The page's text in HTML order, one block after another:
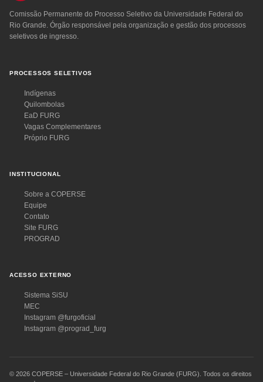
Comissão Permanente do Processo Seletivo da Universidade Federal do
Rio Grande. Órgão responsável pela organização e gestão dos processos
seletivos de ingresso.
PROCESSOS SELETIVOS
Indígenas
Quilombolas
EaD FURG
Vagas Complementares
Próprio FURG
INSTITUCIONAL
Sobre a COPERSE
Equipe
Contato
Site FURG
PROGRAD
ACESSO EXTERNO
Sistema SiSU
MEC
Instagram @furgoficial
Instagram @prograd_furg
© 2026 COPERSE – Universidade Federal do Rio Grande (FURG). Todos os direitos